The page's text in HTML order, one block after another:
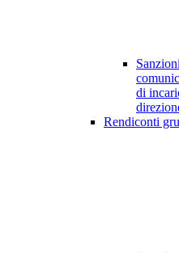
di
Rendiconti